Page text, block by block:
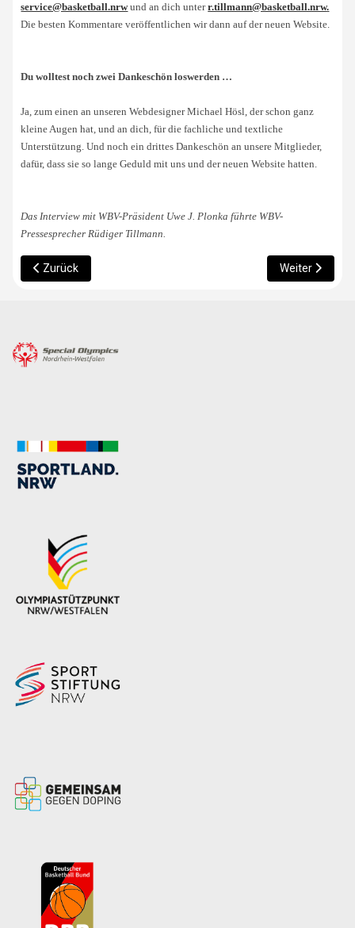
service@basketball.nrwund an dich unterr.tillmann@basketball.nrw.
Die besten Kommentare veröffentlichen wir dann auf der neuen Website.
Du wolltest noch zwei Dankeschön loswerden …
Ja, zum einen an unseren Webdesigner Michael Hösl, der schon ganz
kleine Augen hat, und an dich, für die fachliche und textliche
Unterstützung. Und noch ein drittes Dankeschön an unsere Mitglieder,
dafür, dass sie so lange Geduld mit uns und der neuen Website hatten.
Das Interview mit WBV-Präsident Uwe J. Plonka führte WBV-
Pressesprecher Rüdiger Tillmann.
Vorheriger Beitrag: Zuschauer willkommen: 3. Spieltag der
Zurück Nächster
Weiter